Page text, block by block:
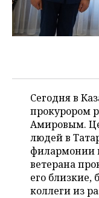
ЭНЕРГЕТИКА
УСЛУГИ
МЕДИА
ВЫЕЗДНАЯ
БИЗНЕС-БРАНЧИ
ОТКРЫТАЯ
НОВОСТИ
ФУТБОЛ
БАСКЕТБОЛ
ВОЛЕЙБОЛ
КИБЕРСПОРТ
ФИГУРНОЕ
ОБЩЕСТВО
НОВОСТИ
ИСТОРИЯ
КУЛЬТУРА
МЕДИЦИНА
СПРАВОЧНИК
СПИСОК ПЕРСОН
СПИСОК
ПОЛНАЯ ВЕРСИЯ
Сегодня в
прокурором
Амировым.
людей в
филармонии
ветерана
его
коллеги из